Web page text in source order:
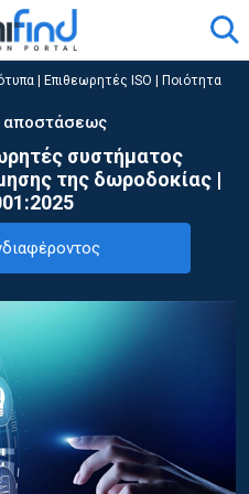
Επιθεωρητές ISO | Ποιότητα
αποστάσεως
συστήματος
της δωροδοκίας |